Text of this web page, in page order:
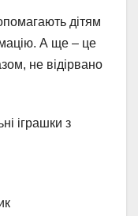
дітям
А ще – це
не відірвано
іграшки з